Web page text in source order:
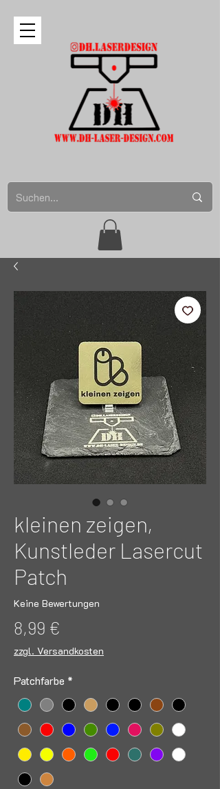
kleinen zeigen,
Kunstleder Lasercut
Patch
Keine Bewertungen
8,99 €
zzgl. Versandkosten
Patchfarbe *